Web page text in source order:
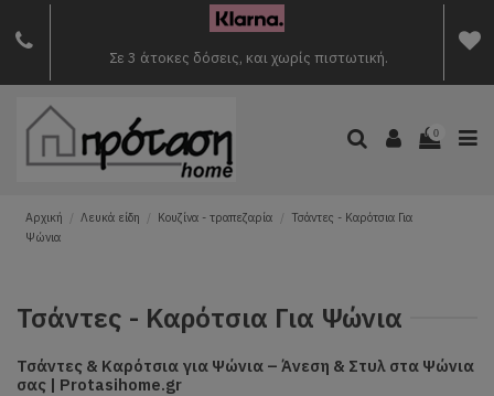
Σε 3 άτοκες δόσεις, και χωρίς πιστωτική.
0
Αρχική Λευκά είδη Κουζίνα - τραπεζαρία
Τσάντες - Καρότσια Για
Ψώνια
Τσάντες - Καρότσια Για Ψώνια
Τσάντες & Καρότσια για Ψώνια – Άνεση & Στυλ στα Ψώνια
σας | Protasihome.gr